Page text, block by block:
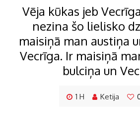
Vēja kūkas jeb
nezina šo lielisko
maisiņā man austiņa
Vecrīga. Ir maisiņā
bulciņa un
1 H Ketija